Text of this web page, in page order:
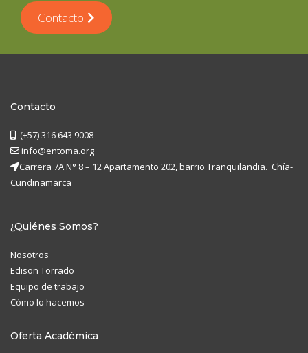
Contacto
Contacto
(+57) 316 643 9008
info@entoma.org
Carrera 7A N° 8 – 12 Apartamento 202, barrio Tranquilandia. Chía-
Cundinamarca
¿Quiénes Somos?
Nosotros
Edison Torrado
Equipo de trabajo
Cómo lo hacemos
Oferta Académica